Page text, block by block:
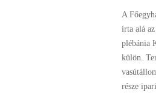
A
írta alá
plébánia
külön.
része